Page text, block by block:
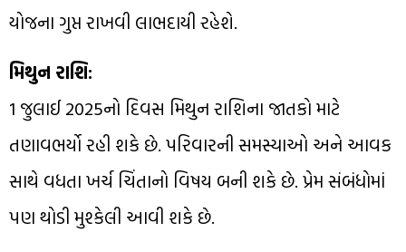
યોજના ગુપ્ત રાખવી લાભદાયી રહેશે.
મિથુન રાશિ:
1 જુલાઈ 2025નો દિવસ મિથુન રાશિના જાતકો માટે
તણાવભર્યો રહી શકે છે. પરિવારની સમસ્યાઓ અને આવક
સાથે વધતા ખર્ચ ચિંતાનો વિષય બની શકે છે. પ્રેમ સંબંધોમાં
પણ થોડી મુશ્કેલી આવી શકે છે.